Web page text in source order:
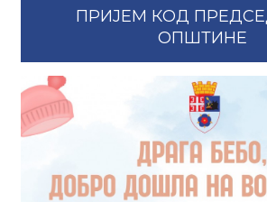
ПРИЈЕМ КОД
ОПШТИНЕ